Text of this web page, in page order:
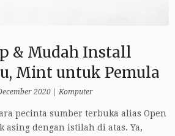
& Mudah Install
Mint untuk Pemula
2020 |Komputer
pecinta sumber terbuka alias Open
asing dengan istilah di atas. Ya,